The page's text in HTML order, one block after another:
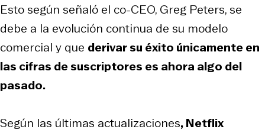
Esto según señaló el co-CEO, Greg Peters, se
debe a la evolución continua de su modelo
comercial y que derivar su éxito únicamente en
las cifras de suscriptores es ahora algo del
pasado.
Según las últimas actualizaciones, Netflix